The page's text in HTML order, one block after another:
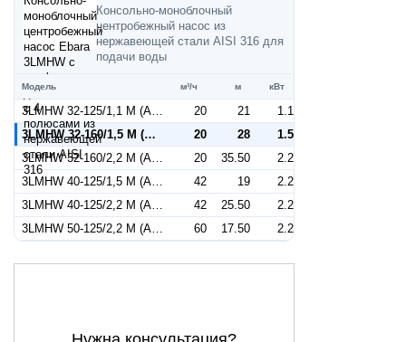
Консольно-моноблочный
центробежный насос из
нержавеющей стали AISI 316 для
подачи воды
Модель м³/ч м кВт
3LMHW 32-125/1,1 M (Артикул 1302209500) 20 21
1.1
3LMHW 32-160/1,5 M (Артикул 1302209200)
20 28
1.5
3LMHW 32-160/2,2 M (Артикул 1302309200)
20 35.50
2.2
3LMHW 40-125/1,5 M (Артикул 1322379200)
42 19
2.2
3LMHW 40-125/2,2 M (Артикул 1322279200)
42 25.50
2.2
3LMHW 50-125/2,2 M (Артикул 1332509200)
60 17.50 2.2